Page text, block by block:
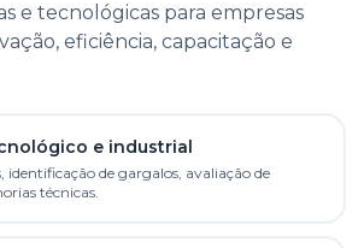
e tecnológicas para empresas
eficiência, capacitação e
e industrial
identificação de gargalos, avaliação de
técnicas.